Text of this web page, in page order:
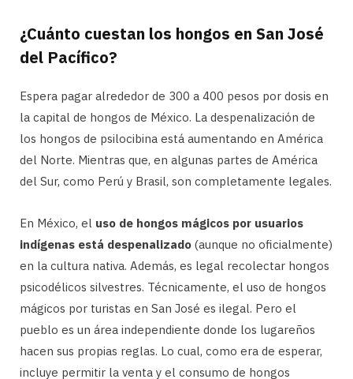
¿Cuánto cuestan los hongos en San José
del Pacífico?
Espera pagar alrededor de 300 a 400 pesos por dosis en
la capital de hongos de México. La despenalización de
los hongos de psilocibina está aumentando en América
del Norte. Mientras que, en algunas partes de América
del Sur, como Perú y Brasil, son completamente legales.
En México, el uso de hongos mágicos por usuarios
indígenas está despenalizado (aunque no oficialmente)
en la cultura nativa. Además, es legal recolectar hongos
psicodélicos silvestres. Técnicamente, el uso de hongos
mágicos por turistas en San José es ilegal. Pero el
pueblo es un área independiente donde los lugareños
hacen sus propias reglas. Lo cual, como era de esperar,
incluye permitir la venta y el consumo de hongos